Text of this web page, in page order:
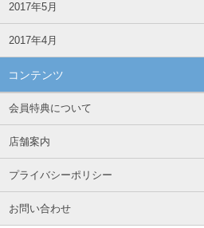
2017年5月
2017年4月
コンテンツ
会員特典について
店舗案内
プライバシーポリシー
お問い合わせ